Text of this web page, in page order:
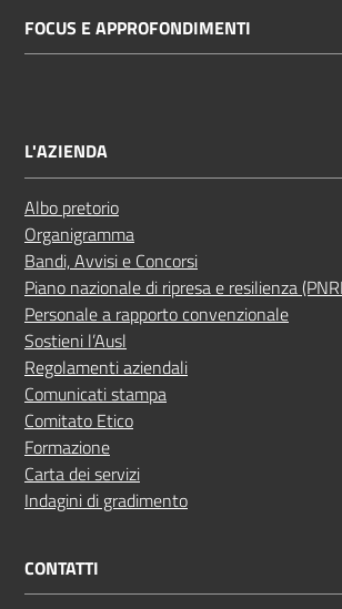
FOCUS E APPROFONDIMENTI
L'AZIENDA
Albo pretorio
Organigramma
Bandi, Avvisi e Concorsi
Piano nazionale di ripresa e resilienza
Personale a rapporto convenzionale
Sostieni l’Ausl
Regolamenti aziendali
Comunicati stampa
Comitato Etico
Formazione
Carta dei servizi
Indagini di gradimento
CONTATTI